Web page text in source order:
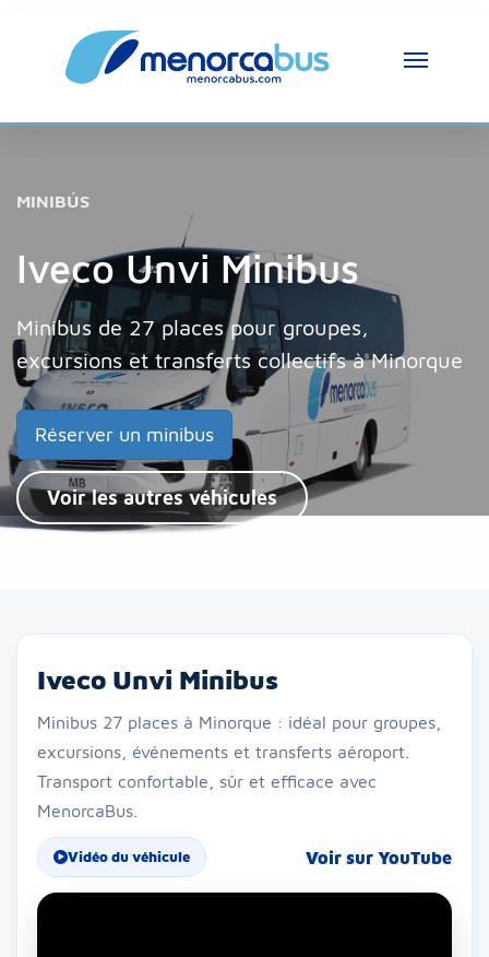
MINIBÚS
Iveco Unvi Minibus
Minibus de 27 places pour groupes,
excursions et transferts collectifs à Minorque
Réserver un minibus
Voir les autres véhicules
Iveco Unvi Minibus
Minibus 27 places à Minorque : idéal pour groupes,
excursions, événements et transferts aéroport.
Transport confortable, sûr et efficace avec
MenorcaBus.
Vidéo du véhicule Voir sur YouTube